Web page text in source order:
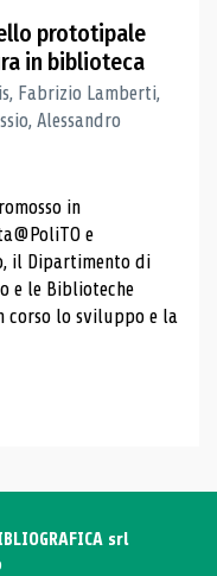
prototipale
in biblioteca
Fabrizio Lamberti,
Alessandro
in
e
il Dipartimento di
e le Biblioteche
corso lo sviluppo e la
srl